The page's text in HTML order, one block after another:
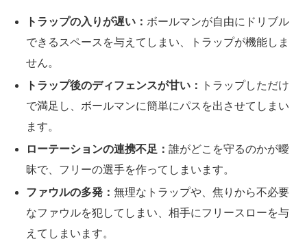
トラップの入りが遅い： ボールマンが自由にドリブル
できるスペースを与えてしまい、トラップが機能しま
せん。
トラップ後のディフェンスが甘い：
トラップしただけ
で満足し、ボールマンに簡単にパスを出させてしまい
ます。
ローテーションの連携不足：誰がどこを守るのかが曖
昧で、フリーの選手を作ってしまいます。
ファウルの多発：無理なトラップや、焦りから不必要
なファウルを犯してしまい、相手にフリースローを与
えてしまいます。